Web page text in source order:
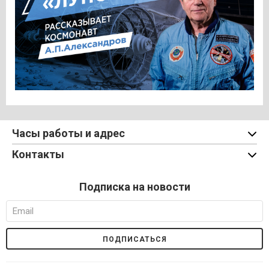
Часы работы и адрес
Контакты
Подписка на новости